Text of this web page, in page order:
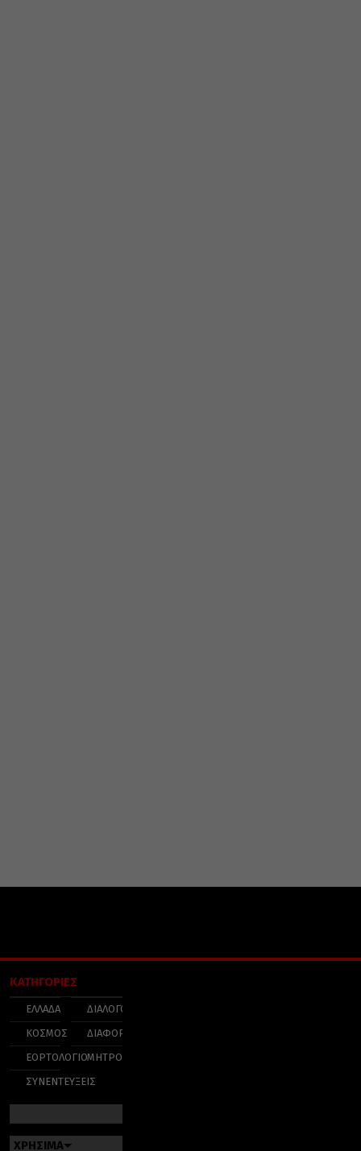
ΚΑΤΗΓΟΡΙΕΣ
ΕΛΛΑΔΑ
ΚΟΣΜΟΣ
ΕΟΡΤΟΛΟΓΙΟ
ΣΥΝΕΝΤΕΥΞΕΙΣ
ΔΙΑΛΟΓΟΣ
ΔΙΑΦΟΡΑ
ΜΗΤΡΟΠΟΛΕΙΣ
ΧΡΗΣΙΜΑ